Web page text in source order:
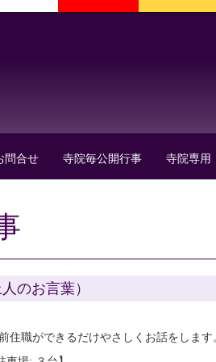
問合せ 寺院毎公開行事 寺院専用
のお言葉）
住職ができるだけやさしくお話をします